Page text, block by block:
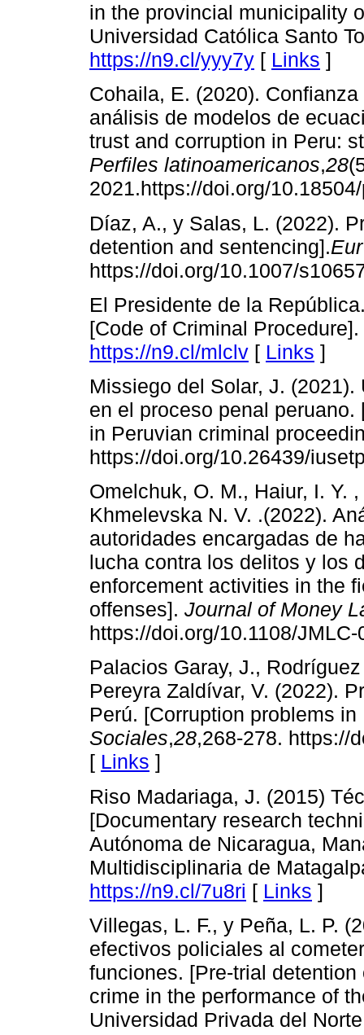
in the provincial municipality
Universidad Católica Santo
https://n9.cl/yyy7y [ Links ]
Cohaila, E. (2020).
análisis de modelos de
trust and corruption in Peru:
Perfiles latinoamericanos,28
2021.https://doi.org/
Díaz, A., y Salas, L. (2022).
detention and sentencing].
https://doi.org/10.1007/
El Presidente de la
[Code of Criminal
https://n9.cl/mlclv [ Links ]
Missiego del Solar, J.
en el proceso penal
in Peruvian criminal
https://doi.org/10.26439/
Omelchuk, O. M., Haiur, I. Y.
Khmelevska N. V. .(2022).
autoridades encargadas de
lucha contra los delitos y los
enforcement activities in the
offenses]. Journal of Money
https://doi.org/10.1108/
Palacios Garay, J.,
Pereyra Zaldívar, V. (2022).
Perú. [Corruption problems
Sociales,28,268-278. https://
[ Links ]
Riso Madariaga, J. (2015)
[Documentary research
Autónoma de Nicaragua,
Multidisciplinaria de
https://n9.cl/7u8ri [ Links ]
Villegas, L. F., y Peña, L. P.
efectivos policiales al
funciones. [Pre-trial
crime in the performance of
Universidad Privada del